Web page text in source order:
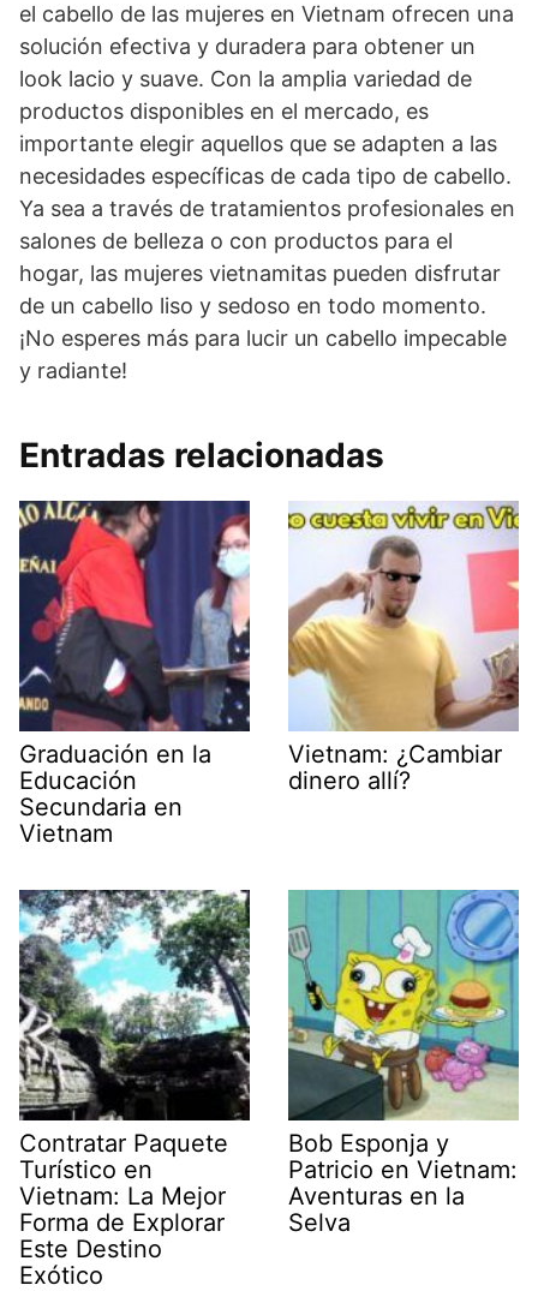
el cabello de las mujeres en Vietnam ofrecen una
solución efectiva y duradera para obtener un
look lacio y suave. Con la amplia variedad de
productos disponibles en el mercado, es
importante elegir aquellos que se adapten a las
necesidades específicas de cada tipo de cabello.
Ya sea a través de tratamientos profesionales en
salones de belleza o con productos para el
hogar, las mujeres vietnamitas pueden disfrutar
de un cabello liso y sedoso en todo momento.
¡No esperes más para lucir un cabello impecable
y radiante!
Entradas relacionadas
Graduación en la
Educación
Secundaria en
Vietnam
Vietnam: ¿Cambiar
dinero allí?
Contratar Paquete
Turístico en
Vietnam: La Mejor
Forma de Explorar
Este Destino
Exótico
Bob Esponja y
Patricio en Vietnam:
Aventuras en la
Selva